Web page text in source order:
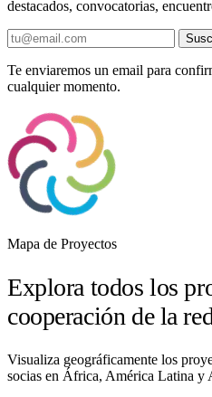
destacados, convocatorias,
Te enviaremos un email para
cualquier momento.
Mapa de Proyectos
Explora todos los
cooperación de la red
Visualiza geográficamente los
socias en África, América Latina y